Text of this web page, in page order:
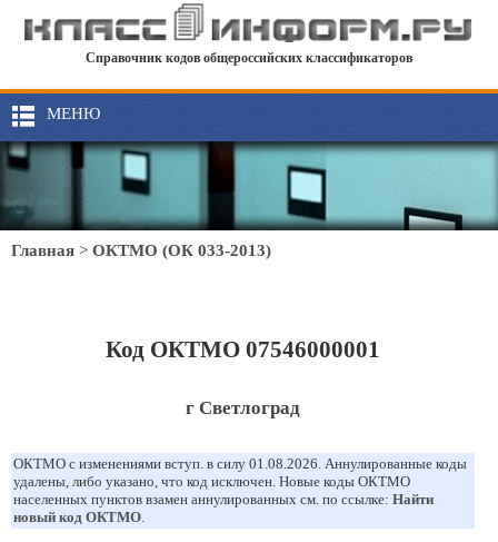
Справочник кодов общероссийских классификаторов
МЕНЮ
Главная > ОКТМО (ОК 033-2013)
Код ОКТМО 07546000001
г Светлоград
ОКТМО с изменениями вступ. в силу 01.08.2026. Аннулированные коды
удалены, либо указано, что код исключен. Новые коды ОКТМО
населенных пунктов взамен аннулированных см. по ссылке: Найти
новый код ОКТМО.